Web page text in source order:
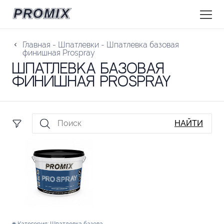
Главная - Шпатлевки - Шпатлевка базовая
финишная Prospray
Шпатлевка базовая
финишная Prospray
НАЙТИ